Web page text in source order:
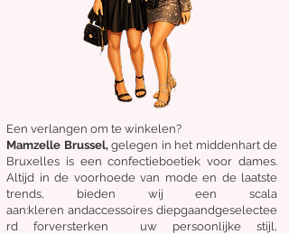
Een verlangen om te winkelen?
Mamzelle Brussel, gelegen in het middenhartde
Bruxelles is een confectieboetiek voor dames.
Altijd in de voorhoede van mode en de laatste
trends, bieden wij een scala
aan:kleren andaccessoires diepgaandgeselectee
rd forversterken uw persoonlijke stijl,